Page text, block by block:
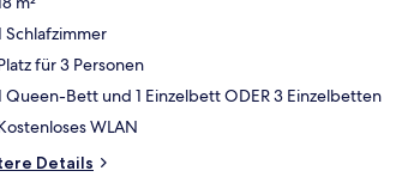
Schlafzimmer
für 3 Personen
Queen-Bett und 1 Einzelbett ODER 3 Einzelbetten
WLAN
Details